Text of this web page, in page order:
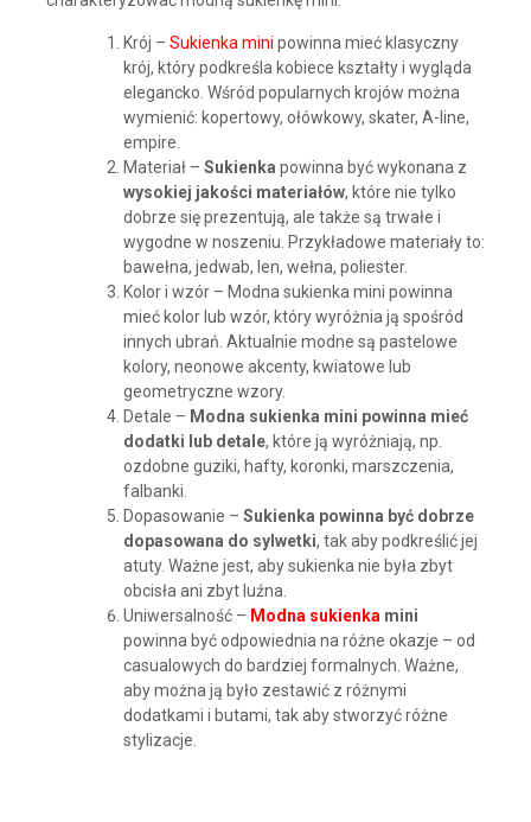
Krój – Sukienka mini powinna mieć klasyczny
krój, który podkreśla kobiece kształty i wygląda
elegancko. Wśród popularnych krojów można
wymienić: kopertowy, ołówkowy, skater, A-line,
empire.
Materiał – Sukienka powinna być wykonana z
wysokiej jakości materiałów, które nie tylko
dobrze się prezentują, ale także są trwałe i
wygodne w noszeniu. Przykładowe materiały to:
bawełna, jedwab, len, wełna, poliester.
Kolor i wzór – Modna sukienka mini powinna
mieć kolor lub wzór, który wyróżnia ją spośród
innych ubrań. Aktualnie modne są pastelowe
kolory, neonowe akcenty, kwiatowe lub
geometryczne wzory.
Detale – Modna sukienka mini powinna mieć
dodatki lub detale, które ją wyróżniają, np.
ozdobne guziki, hafty, koronki, marszczenia,
falbanki.
Dopasowanie – Sukienka powinna być dobrze
dopasowana do sylwetki, tak aby podkreślić jej
atuty. Ważne jest, aby sukienka nie była zbyt
obcisła ani zbyt luźna.
Uniwersalność – Modna sukienka mini
powinna być odpowiednia na różne okazje – od
casualowych do bardziej formalnych. Ważne,
aby można ją było zestawić z różnymi
dodatkami i butami, tak aby stworzyć różne
stylizacje.